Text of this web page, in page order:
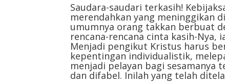
Saudara-saudari terkasih!
merendahkan yang meninggikan
umumnya orang takkan berbuat
rencana-rencana cinta kasih-Nya,
Menjadi pengikut Kristus harus
kepentingan individualistik,
menjadi pelayan bagi sesamanya
dan difabel. Inilah yang telah